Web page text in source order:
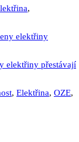
,
elektřiny přestávají
, Elektřina, OZE,